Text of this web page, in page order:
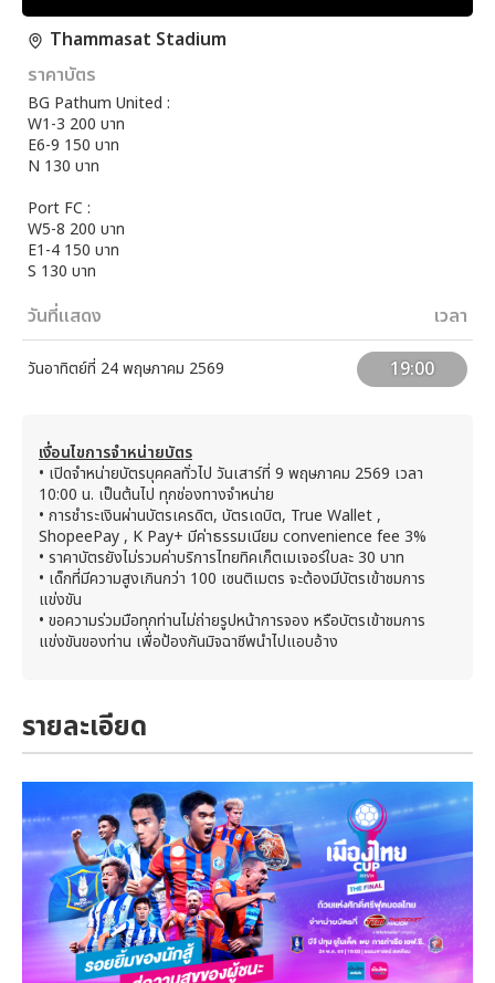
Thammasat Stadium
ราคาบัตร
BG Pathum United :
W1-3 200 บาท
E6-9 150 บาท
N 130 บาท
Port FC :
W5-8 200 บาท
E1-4 150 บาท
S 130 บาท
วันที่แสดง เวลา
วันอาทิตย์ที่ 24 พฤษภาคม 2569 19:00
เงื่อนไขการจำหน่ายบัตร
• เปิดจำหน่ายบัตรบุคคลทั่วไป วันเสาร์ที่ 9 พฤษภาคม 2569 เวลา
10:00 น. เป็นต้นไป ทุกช่องทางจำหน่าย
• การชำระเงินผ่านบัตรเครดิต, บัตรเดบิต, True Wallet ,
ShopeePay , K Pay+ มีค่าธรรมเนียม convenience fee 3%
• ราคาบัตรยังไม่รวมค่าบริการไทยทิคเก็ตเมเจอร์ใบละ 30 บาท
• เด็กที่มีความสูงเกินกว่า 100 เซนติเมตร จะต้องมีบัตรเข้าชมการ
แข่งขัน
• ขอความร่วมมือทุกท่านไม่ถ่ายรูปหน้าการจอง หรือบัตรเข้าชมการ
แข่งขันของท่าน เพื่อป้องกันมิจฉาชีพนำไปแอบอ้าง
รายละเอียด